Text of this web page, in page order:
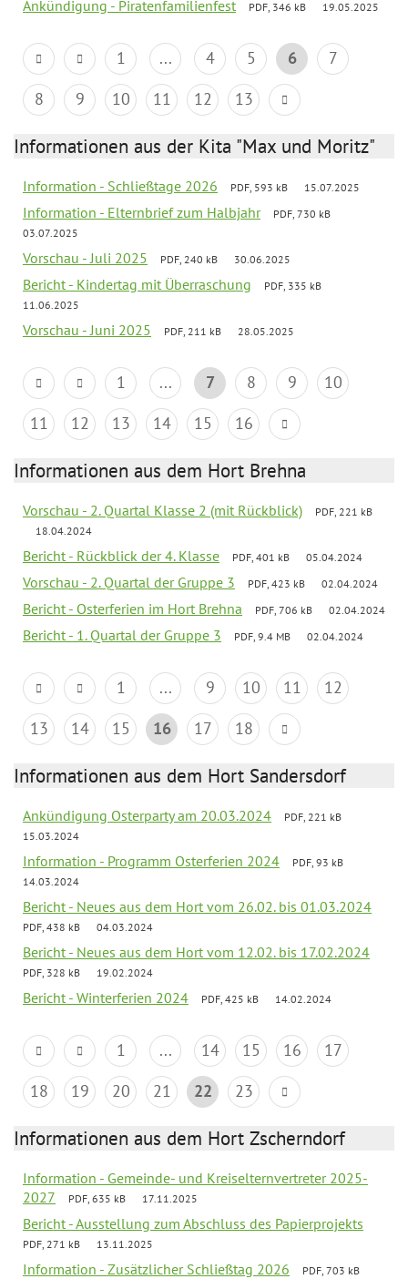
Ankündigung - Piratenfamilienfest PDF, 346 kB 19.05.2025
1 ... 4 5 6
7
8
9 10 11 12 13
Informationen aus der Kita "Max und Moritz"
Information - Schließtage 2026 PDF, 593 kB 15.07.2025
Information - Elternbrief zum Halbjahr
PDF, 730 kB
03.07.2025
Vorschau - Juli 2025 PDF, 240 kB 30.06.2025
Bericht - Kindertag mit Überraschung
PDF, 335 kB
11.06.2025
Vorschau - Juni 2025 PDF, 211 kB 28.05.2025
1 ... 7 8 9
10
11
12 13 14 15 16
Informationen aus dem Hort Brehna
Vorschau - 2. Quartal Klasse 2 (mit Rückblick)
PDF, 221 kB
18.04.2024
Bericht - Rückblick der 4. Klasse PDF, 401 kB 05.04.2024
Vorschau - 2. Quartal der Gruppe 3 PDF, 423 kB 02.04.2024
Bericht - Osterferien im Hort Brehna PDF, 706 kB 02.04.2024
Bericht - 1. Quartal der Gruppe 3 PDF, 9.4 MB 02.04.2024
1 ... 9 10 11
12
13
14 15 16 17 18
Informationen aus dem Hort Sandersdorf
Ankündigung Osterparty am 20.03.2024
PDF, 221 kB
15.03.2024
Information - Programm Osterferien 2024
PDF, 93 kB
14.03.2024
Bericht - Neues aus dem Hort vom 26.02. bis 01.03.2024
PDF, 438 kB 04.03.2024
Bericht - Neues aus dem Hort vom 12.02. bis 17.02.2024
PDF, 328 kB 19.02.2024
Bericht - Winterferien 2024 PDF, 425 kB 14.02.2024
1 ... 14 15 16
17
18
19 20 21 22 23
Informationen aus dem Hort Zscherndorf
Information - Gemeinde- und Kreiselternvertreter 2025-
2027
PDF, 635 kB 17.11.2025
Bericht - Ausstellung zum Abschluss des Papierprojekts
PDF, 271 kB 13.11.2025
Information - Zusätzlicher Schließtag 2026
PDF, 703 kB